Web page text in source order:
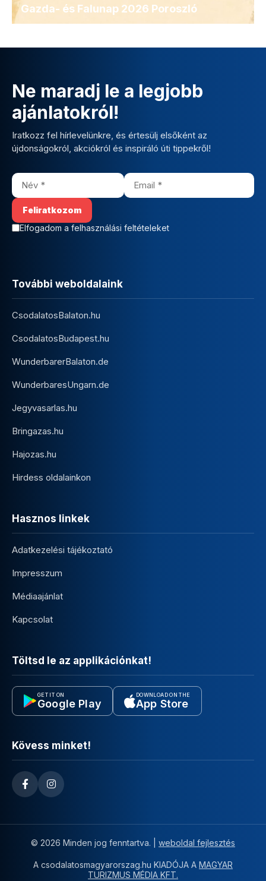
Gazda- és Falunap 2026 Poroszló
Ne maradj le a legjobb
ajánlatokról!
Iratkozz fel hírlevelünkre, és értesülj elsőként az
újdonságokról, akciókról és inspiráló úti tippekről!
Elfogadom a felhasználási feltételeket
További weboldalaink
CsodalatosBalaton.hu
CsodalatosBudapest.hu
WunderbarerBalaton.de
WunderbaresUngarn.de
Jegyvasarlas.hu
Bringazas.hu
Hajozas.hu
Hirdess oldalainkon
Hasznos linkek
Adatkezelési tájékoztató
Impresszum
Médiaajánlat
Kapcsolat
Töltsd le az applikációnkat!
GET IT ON
Google Play
DOWNLOAD ON THE
App Store
Kövess minket!
© 2026 Minden jog fenntartva. | weboldal fejlesztés
A csodalatosmagyarorszag.hu KIADÓJA A MAGYAR
TURIZMUS MÉDIA KFT.